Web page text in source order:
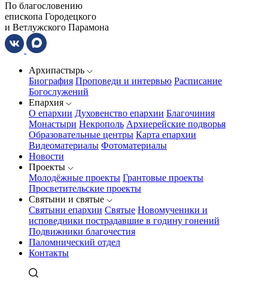
По благословению
епископа Городецкого
и Ветлужского Парамона
Архипастырь
Биография Проповеди и интервью Расписание
Богослужений
Епархия
О епархии Духовенство епархии Благочиния
Монастыри Некрополь Архиерейские подворья
Образовательные центры Карта епархии
Видеоматериалы Фотоматериалы
Новости
Проекты
Молодёжные проекты Грантовые проекты
Просветительские проекты
Святыни и святые
Святыни епархии Святые Новомученики и
исповедники пострадавшие в годину гонений
Подвижники благочестия
Паломнический отдел
Контакты